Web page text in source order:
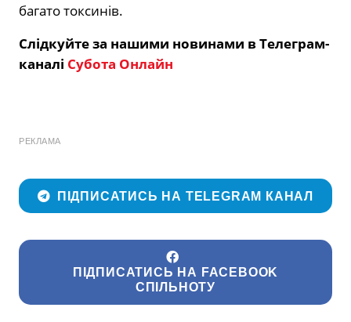
багато токсинів.
Слідкуйте за нашими новинами в Телеграм-
каналі Субота Онлайн
РЕКЛАМА
ПІДПИСАТИСЬ НА TELEGRAM КАНАЛ
ПІДПИСАТИСЬ НА FACEBOOK
СПІЛЬНОТУ